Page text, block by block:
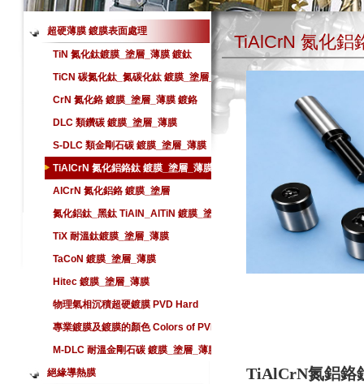
超硬薄膜 鍍膜表面處理
TiN 氮化鈦鍍膜_塗層_薄膜 鍍鈦
TiCN 碳氮化鈦_氮碳化鈦 鍍膜_塗層_
薄膜
CrN 氮化鉻 鍍膜_塗層_薄膜 鍍鉻
DLC 類鑽碳 鍍膜_塗層_薄膜
S-DLC 類金剛石碳 鍍膜_塗層_薄膜
TiAlCrN 氮化鋁鉻鈦 鍍膜_塗層_薄膜
AlCrN 氮化鋁鉻 鍍膜_塗層
氮化鋁鈦_黑鈦 TiAlN_AlTiN 鍍膜_塗
層_薄膜
TiX 耐溫鈦鍍膜_塗層_薄膜
TaCoN 鍍膜_塗層_薄膜
Hitec 鍍膜_塗層_薄膜
物理氣相沉積超硬鍍膜 PVD Hard
Coating
專業鍍膜及鍍膜的顏色 Colors of PVD
Hard Coating
M-DLC 耐溫金剛石碳 鍍膜_塗層_薄膜
絕緣導熱膜
TiAlCrN 氮化鋁
TiAlCrN氮鋁鉻